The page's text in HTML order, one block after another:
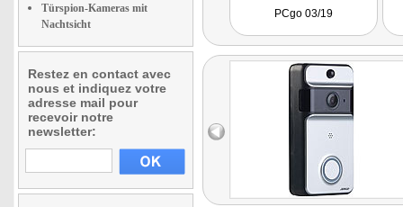
Türspion-Kameras mit
Nachtsicht
Restez en contact avec
nous et indiquez votre
adresse mail pour
recevoir notre
newsletter:
PCgo 03/19